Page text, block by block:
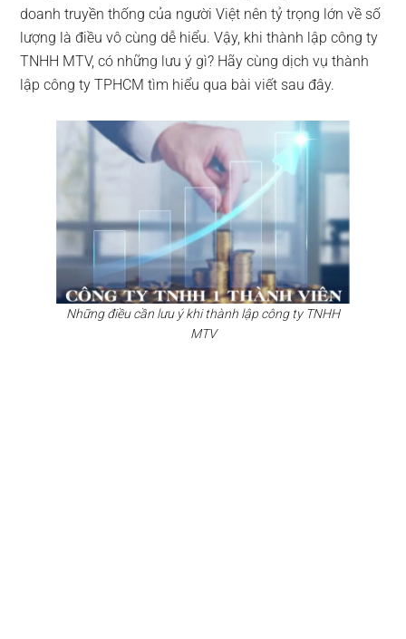
doanh truyền thống của người Việt nên tỷ trọng lớn về số
lượng là điều vô cùng dễ hiểu. Vậy, khi thành lập công ty
TNHH MTV, có những lưu ý gì? Hãy cùng dịch vụ thành
lập công ty TPHCM tìm hiểu qua bài viết sau đây.
Những điều cần lưu ý khi thành lập công ty TNHH
MTV